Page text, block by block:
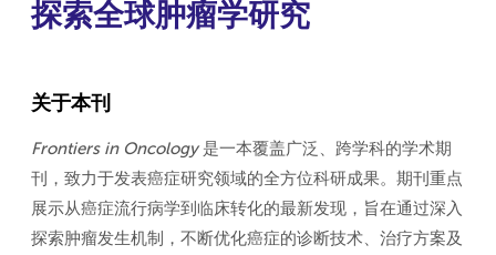
探索全球肿瘤学研究
关于本刊
Frontiers in Oncology是一本覆盖广泛、跨学科的学术期
刊，致力于发表癌症研究领域的全方位科研成果。期刊重点
展示从癌症流行病学到临床转化的最新发现，旨在通过深入
探索肿瘤发生机制，不断优化癌症的诊断技术、治疗方案及